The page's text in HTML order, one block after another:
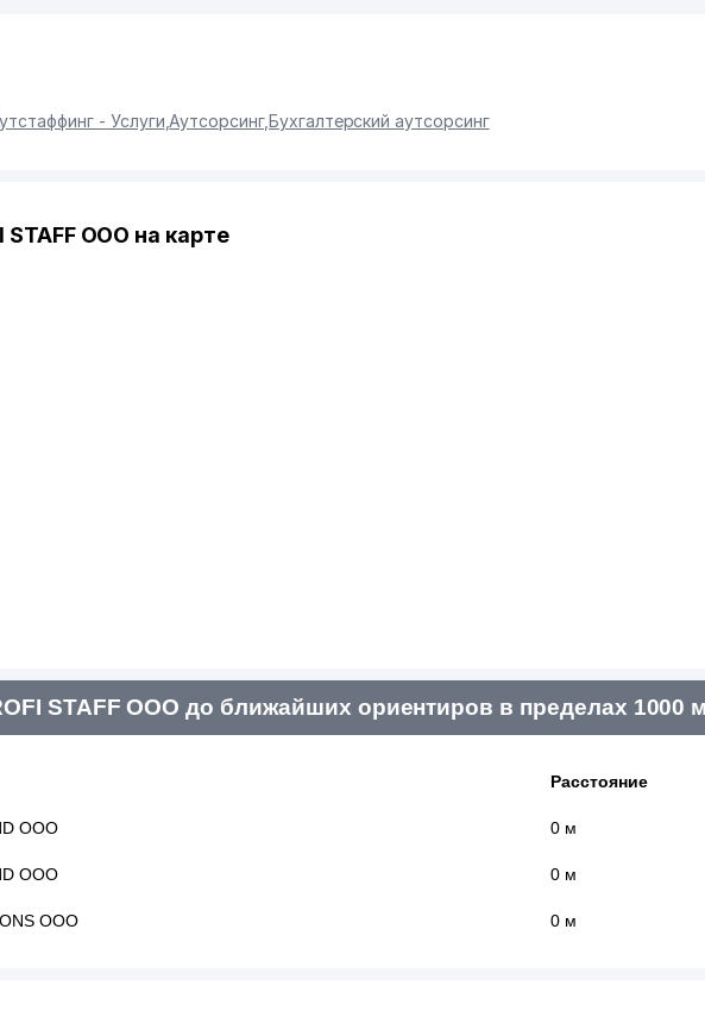
- Услуги Аутсорсинг,Бухгалтерский аутсорсинг
ООО на карте
STAFF ООО до ближайших ориентиров в пределах 1000
Расстояние
ООО 0 м
ООО 0 м
ООО 0 м